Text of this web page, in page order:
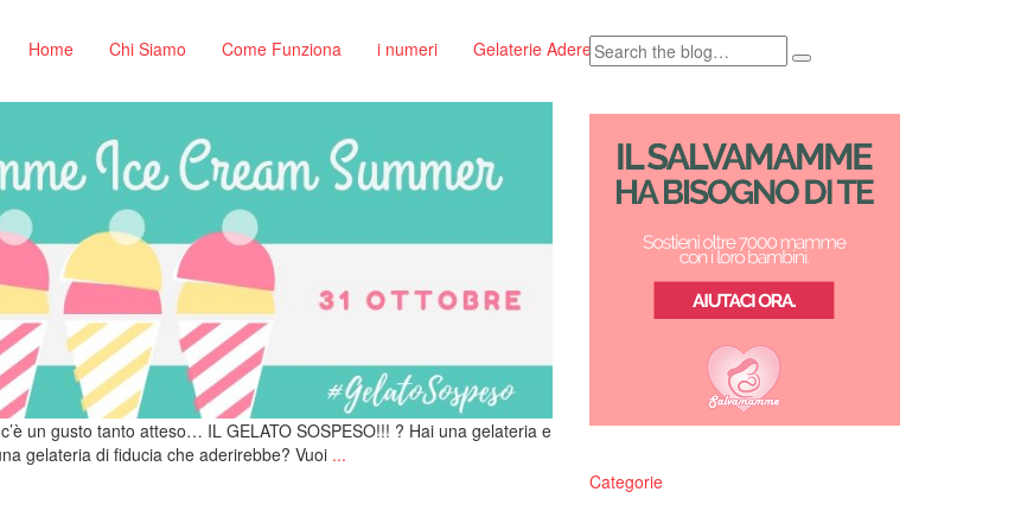
Home Chi Siamo Come Funziona i numeri Gelaterie Aderenti Contatti
un gusto tanto atteso… IL GELATO SOSPESO!!! ? Hai una gelateria e
gelateria di fiducia che aderirebbe? Vuoi ...
Categorie